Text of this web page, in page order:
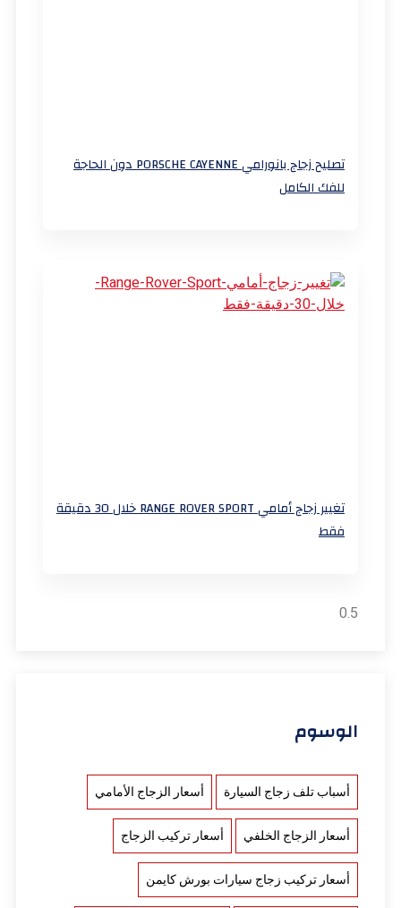
تصليح زجاج بانورامي PORSCHE CAYENNE دون الحاجة
للفك الكامل
تغيير زجاج أمامي RANGE ROVER SPORT خلال 30 دقيقة
فقط
الوسوم
أسباب تلف زجاج السيارة أسعار الزجاج الأمامي
أسعار الزجاج الخلفي أسعار تركيب الزجاج
أسعار تركيب زجاج سيارات بورش كايمن